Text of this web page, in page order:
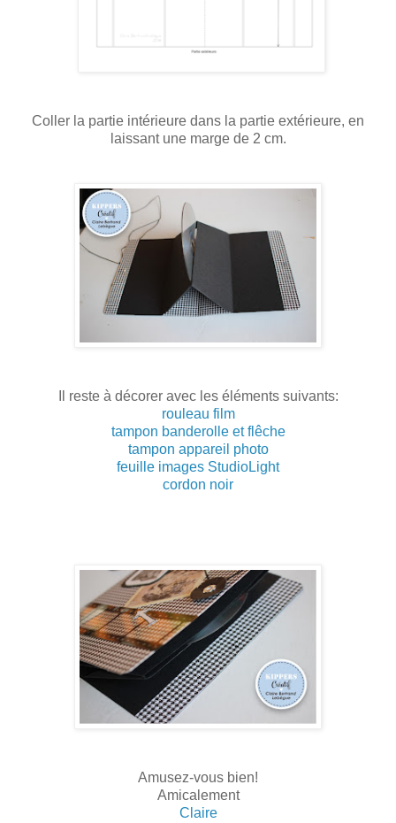
Coller la partie intérieure dans la partie extérieure, en
laissant une marge de 2 cm.
Il reste à décorer avec les éléments suivants:
rouleau film
tampon banderolle et flêche
tampon appareil photo
feuille images StudioLight
cordon noir
Amusez-vous bien!
Amicalement
Claire